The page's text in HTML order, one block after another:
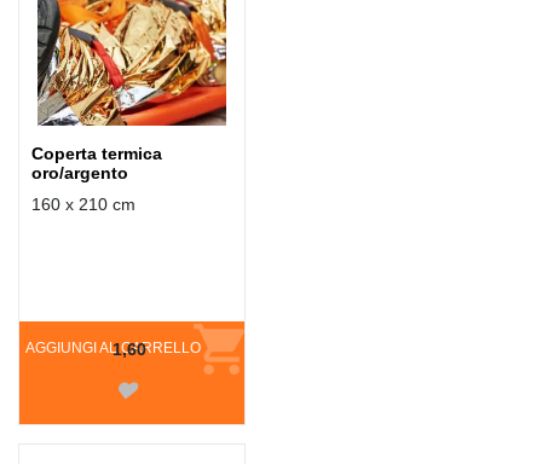
Coperta termica
oro/argento
160 x 210 cm
AGGIUNGI AL CARRELLO
1,60